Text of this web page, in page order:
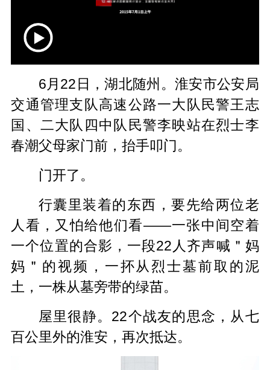
6月22日，湖北随州。淮安市公安局
交通管理支队高速公路一大队民警王志
国、二大队四中队民警李映站在烈士李
春潮父母家门前，抬手叩门。
门开了。
行囊里装着的东西，要先给两位老
人看，又怕给他们看——一张中间空着
一个位置的合影，一段22人齐声喊＂妈
妈＂的视频，一抔从烈士墓前取的泥
土，一株从墓旁带的绿苗。
屋里很静。22个战友的思念，从七
百公里外的淮安，再次抵达。